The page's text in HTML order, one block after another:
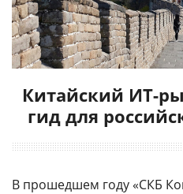
Китайский ИТ-
гид для
В прошедшем году «СКБ